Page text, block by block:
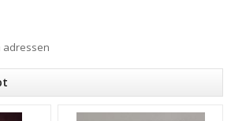
adressen